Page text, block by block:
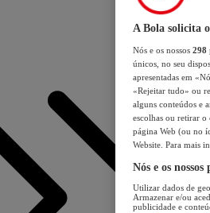
A Bola solicita
Nós e os nossos 298
únicos, no seu
apresentadas em
«Rejeitar tudo» ou
alguns conteúdos e
escolhas ou retirar
página Web (ou no
Website. Para mais
Nós e os
Utilizar dados de
Armazenar e/ou
publicidade e